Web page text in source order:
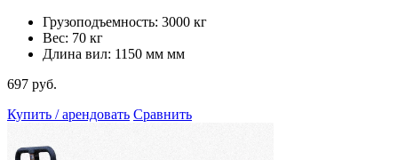
Грузоподъемность: 3000 кг
Вес: 70 кг
Длина вил: 1150 мм мм
697 руб.
Купить / арендовать Сравнить